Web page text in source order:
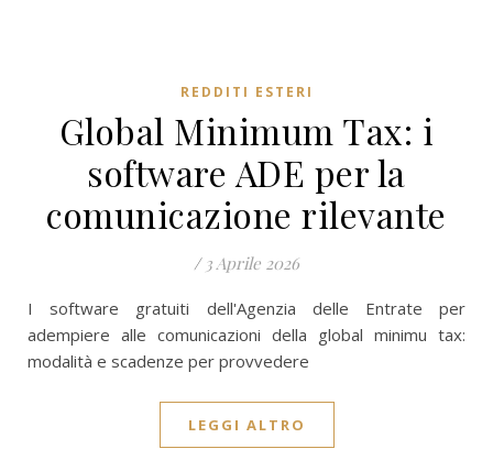
REDDITI ESTERI
Global Minimum Tax: i
software ADE per la
comunicazione rilevante
/ 3 Aprile 2026
I software gratuiti dell'Agenzia delle Entrate per
adempiere alle comunicazioni della global minimu tax:
modalità e scadenze per provvedere
LEGGI ALTRO